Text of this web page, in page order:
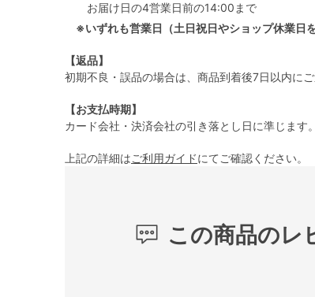
お届け日の4営業日前の14:00まで
※いずれも営業日（土日祝日やショップ休業日
【返品】
初期不良・誤品の場合は、商品到着後7日以内に
【お支払時期】
カード会社・決済会社の引き落とし日に準じます。
上記の詳細はご利用ガイドにてご確認ください。
この商品のレ